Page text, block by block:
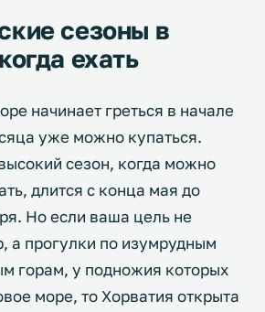
сезоны в
ехать
начинает греться в начале
уже можно купаться.
сезон, когда можно
длится с конца мая до
Но если ваша цель не
а прогулки по изумрудным
горам, у подножия которых
море, то Хорватия открыта